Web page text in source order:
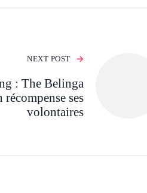
NEXT POST
: The Belinga
ses
volontaires